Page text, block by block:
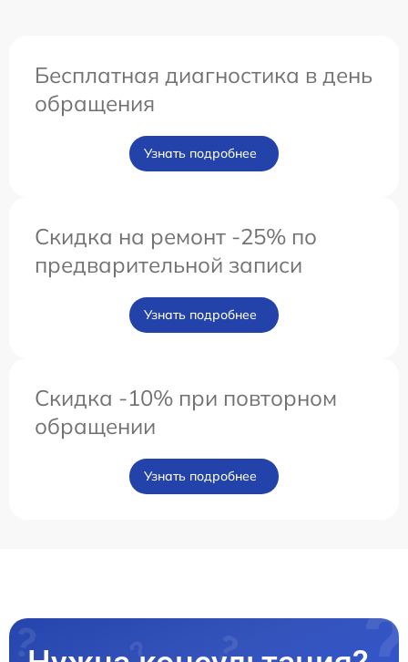
Бесплатная диагностика в день
обращения
Узнать подробнее
Скидка на ремонт -25% по
предварительной записи
Узнать подробнее
Скидка -10% при повторном
обращении
Узнать подробнее